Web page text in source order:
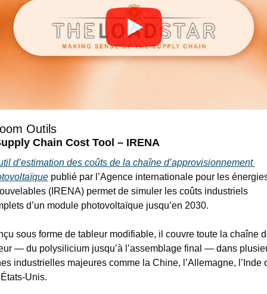
Outils
Chain Cost Tool – IRENA
d’estimation des coûts de la chaîne d’approvisionnement
publié par l’Agence internationale pour les
(IRENA) permet de simuler les coûts industriels
d’un module photovoltaïque jusqu’en 2030.
sous forme de tableur modifiable, il couvre toute la chaîne
— du polysilicium jusqu’à l’assemblage final — dans
industrielles majeures comme la Chine, l’Allemagne, l’Inde
Unis.